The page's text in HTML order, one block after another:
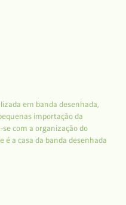
em banda desenhada,
importação da
se com a organização do
é a casa da banda desenhada